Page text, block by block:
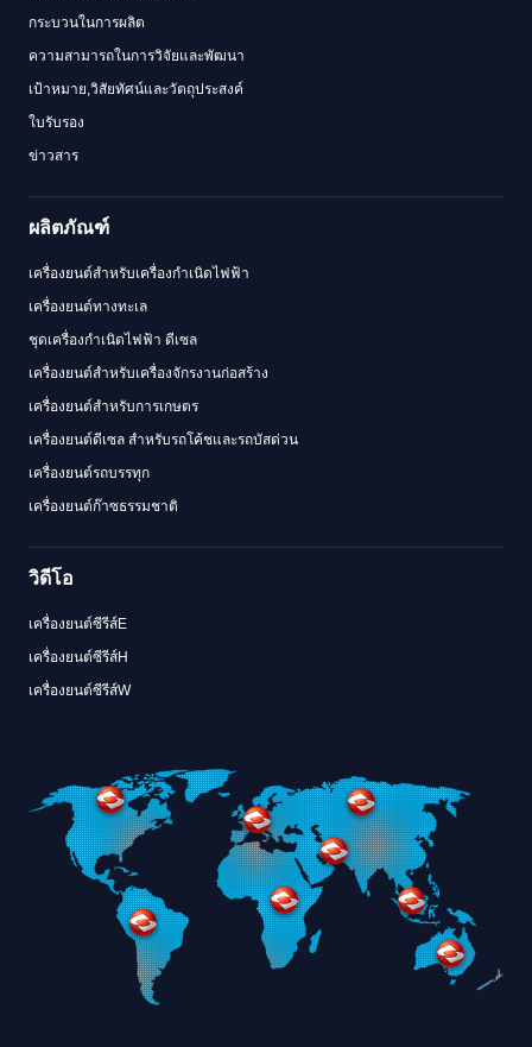
กระบวนในการผลิต
ความสามารถในการวิจัยและพัฒนา
เป้าหมาย,วิสัยทัศน์และวัตถุประสงค์
ใบรับรอง
ข่าวสาร
ผลิตภัณฑ์
เครื่องยนต์สำหรับเครื่องกำเนิดไฟฟ้า
เครื่องยนต์ทางทะเล
ชุดเครื่องกำเนิดไฟฟ้า ดีเซล
เครื่องยนต์สำหรับเครื่องจักรงานก่อสร้าง
เครื่องยนต์สำหรับการเกษตร
เครื่องยนต์ดีเซล สำหรับรถโค้ชและรถบัสด่วน
เครื่องยนต์รถบรรทุก
เครื่องยนต์ก๊าซธรรมชาติ
วิดีโอ
เครื่องยนต์ซีรีส์E
เครื่องยนต์ซีรีส์H
เครื่องยนต์ซีรีส์W